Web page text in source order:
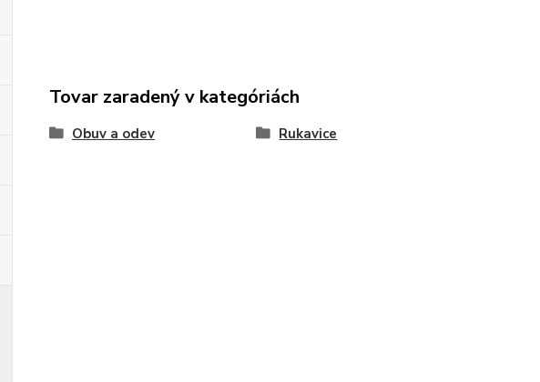
Tovar zaradený v kategóriách
Obuv a odev Rukavice